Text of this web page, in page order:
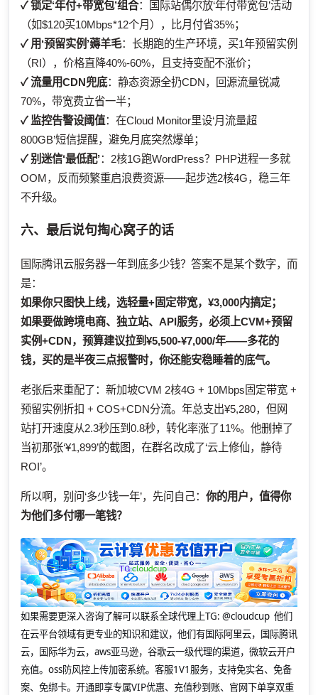
✓ 锁定‘年付+带宽包’组合：国际站偶尔放‘年付带宽包’活动
（如$120买10Mbps*12个月），比月付省35%；
✓ 用‘预留实例’薅羊毛：长期跑的生产环境，买1年预留实例
（RI），价格直降40%-60%，且支持变配不涨价；
✓ 流量用CDN兜底：静态资源全扔CDN，回源流量锐减
70%，带宽费立省一半；
✓ 监控告警设阈值：在Cloud Monitor里设‘月流量超
800GB’短信提醒，避免月底突然爆单；
✓ 别迷信‘最低配’：2核1G跑WordPress？PHP进程一多就
OOM，反而频繁重启浪费资源——起步选2核4G，稳三年
不升级。
六、最后说句掏心窝子的话
国际腾讯云服务器一年到底多少钱？答案不是某个数字，而
是：
如果你只图快上线，选轻量+固定带宽，¥3,000内搞定；
如果要做跨境电商、独立站、API服务，必须上CVM+预留
实例+CDN，预算建议拉到¥5,500-¥7,000/年——多花的
钱，买的是半夜三点报警时，你还能安稳睡着的底气。
老张后来重配了：新加坡CVM 2核4G + 10Mbps固定带宽 +
预留实例折扣 + COS+CDN分流。年总支出¥5,280，但网
站打开速度从2.3秒压到0.8秒，转化率涨了11%。他删掉了
当初那张‘¥1,899’的截图，在群名改成了‘云上修仙，静待
ROI’。
所以啊，别问‘多少钱一年’，先问自己： 你的用户，值得你
为他们多付哪一笔钱？
如果需要更深入咨询了解可以联系全球代理上TG: @cloudcup 他们
在云平台领域有更专业的知识和建议，他们有国际阿里云，国际腾讯
云，国际华为云，aws亚马逊，谷歌云一级代理的渠道，微软云开户
充值。oss防风控上传加密系统。客服1V1服务，支持免实名、免备
案、免绑卡。开通即享专属VIP优惠、充值秒到账、官网下单享双重